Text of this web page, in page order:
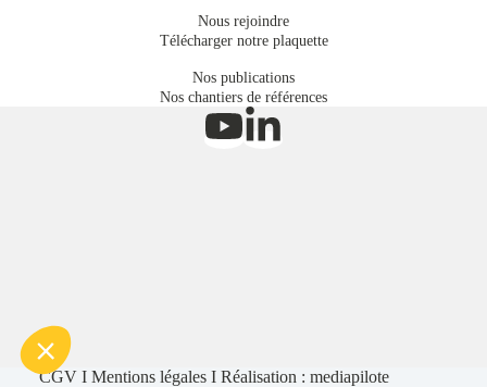
Nous rejoindre
Télécharger notre plaquette
Nos publications
Nos chantiers de références
CGVIMentions légales I Réalisation :mediapilote